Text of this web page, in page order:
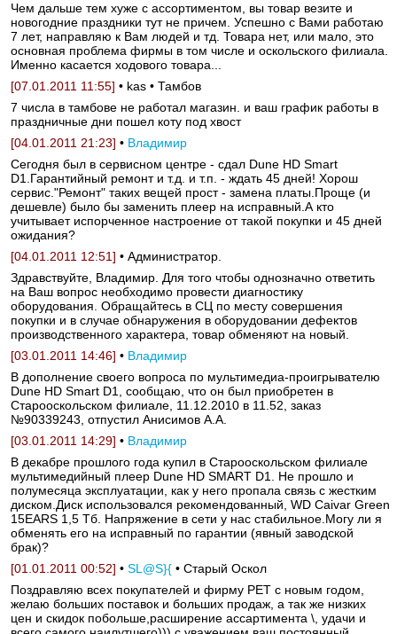
Чем дальше тем хуже с ассортиментом, вы товар везите и
новогодние праздники тут не причем. Успешно с Вами работаю
7 лет, направляю к Вам людей и тд. Товара нет, или мало, это
основная проблема фирмы в том числе и оскольского филиала.
Именно касается ходового товара...
[07.01.2011 11:55] • kas • Тамбов
7 числа в тамбове не работал магазин. и ваш график работы в
праздничные дни пошел коту под хвост
[04.01.2011 21:23] • Владимир
Сегодня был в сервисном центре - сдал Dune HD Smart
D1.Гарантийный ремонт и т.д. и т.п. - ждать 45 дней! Хорош
сервис."Ремонт" таких вещей прост - замена платы.Проще (и
дешевле) было бы заменить плеер на исправный.А кто
учитывает испорченное настроение от такой покупки и 45 дней
ожидания?
[04.01.2011 12:51] • Администратор.
Здравствуйте, Владимир. Для того чтобы однозначно ответить
на Ваш вопрос необходимо провести диагностику
оборудования. Обращайтесь в СЦ по месту совершения
покупки и в случае обнаружения в оборудовании дефектов
производственного характера, товар обменяют на новый.
[03.01.2011 14:46] • Владимир
В дополнение своего вопроса по мультимедиа-проигрывателю
Dune HD Smart D1, сообщаю, что он был приобретен в
Старооскольском филиале, 11.12.2010 в 11.52, заказ
№90339243, отпустил Анисимов А.А.
[03.01.2011 14:29] • Владимир
В декабре прошлого года купил в Старооскольском филиале
мультимедийный плеер Dune HD SMART D1. Не прошло и
полумесяца эксплуатации, как у него пропала связь с жестким
диском.Диск использовался рекомендованный, WD Caivar Green
15EARS 1,5 Тб. Напряжение в сети у нас стабильное.Могу ли я
обменять его на исправный по гарантии (явный заводской
брак)?
[01.01.2011 00:52] • SL@S}{ • Старый Оскол
Поздравляю всех покупателей и фирму РЕТ с новым годом,
желаю больших поставок и больших продаж, а так же низких
цен и скидок побольше,расширение ассартимента \, удачи и